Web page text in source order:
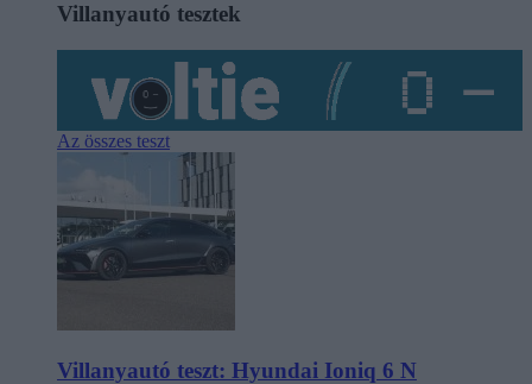
Villanyautó tesztek
Az összes teszt
Villanyautó teszt: Hyundai Ioniq 6 N